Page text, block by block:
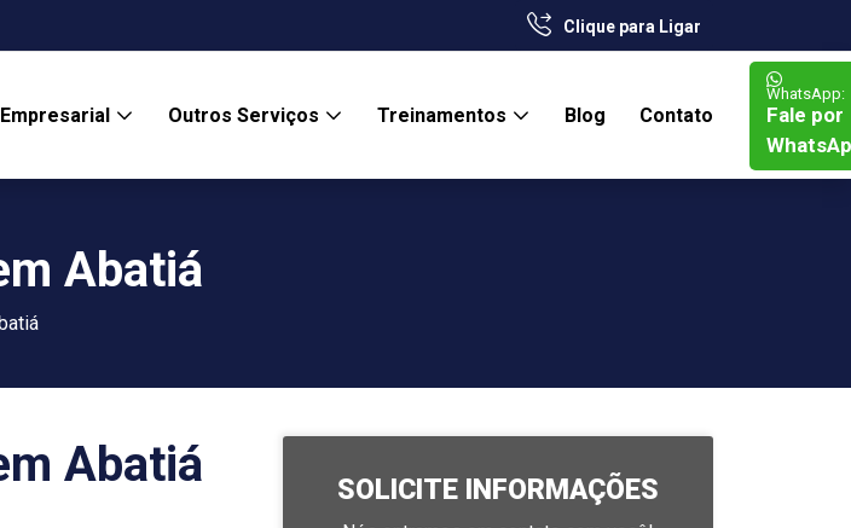
Clique para Ligar
WhatsApp:
Fale por
Outros Serviços Treinamentos Blog Contato
Abatiá
Abatiá SOLICITE INFORMAÇÕES